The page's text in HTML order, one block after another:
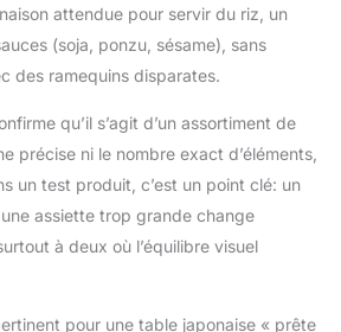
bols de 11 cm de
diamètre, 2 sauciers en
5,5 cm), 2 paires de
baguettes ainsi que 2
supports à baguettes.
Ce service complet
rassemble tous les
éléments essentiels
pour un authentique
repas japonais.
attendue pour servir du riz, un
(soja, ponzu, sésame), sans
des ramequins disparates.
qu’il s’agit d’un assortiment de
précise ni le nombre exact d’éléments,
un test produit, c’est un point clé: un
assiette trop grande change
à deux où l’équilibre visuel
pour une table japonaise « prête